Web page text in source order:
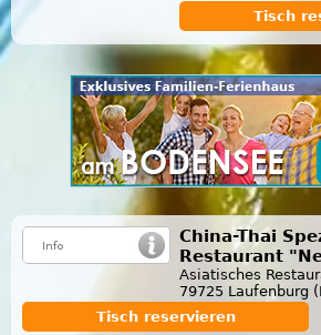
Tisch
China-Thai
Restaurant
Asiatisches
79725 Laufenburg
Tisch reservieren